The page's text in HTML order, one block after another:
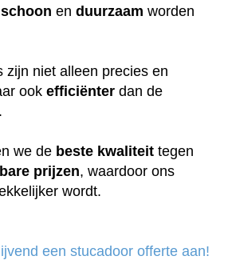
schoon en duurzaam worden
zijn niet alleen precies en
ook efficiënter dan de
we de beste kwaliteit tegen
prijzen, waardoor ons
wordt.
een stucadoor offerte aan!